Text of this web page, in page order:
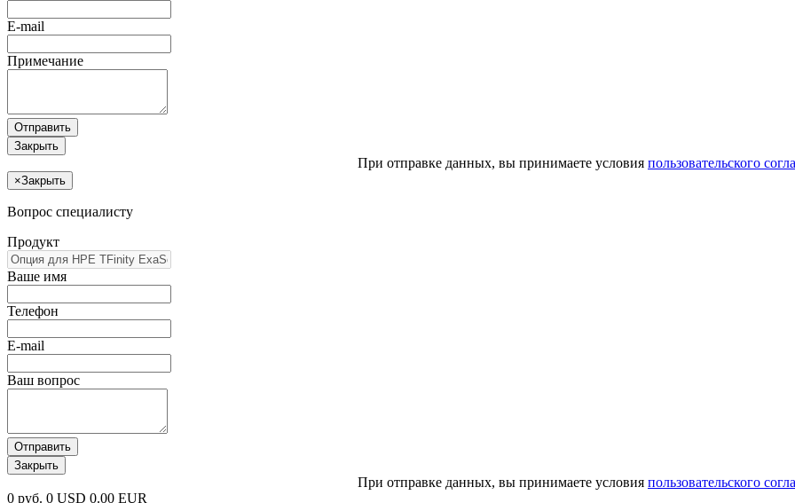
E-mail
Примечание
Отправить
Закрыть
При отправке данных, вы принимаете условия пользовательского
×Закрыть
Вопрос специалисту
Продукт
Ваше имя
Телефон
E-mail
Ваш вопрос
Отправить
Закрыть
При отправке данных, вы принимаете условия пользовательского
0 руб. 0 USD 0.00 EUR